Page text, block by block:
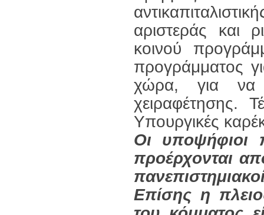
αριστεράς και
κοινού
προγράμματος
χώρα, για να
χειραφέτησης.
Υπουργικές
Οι υποψήφιοι
προέρχονται
Επίσης η